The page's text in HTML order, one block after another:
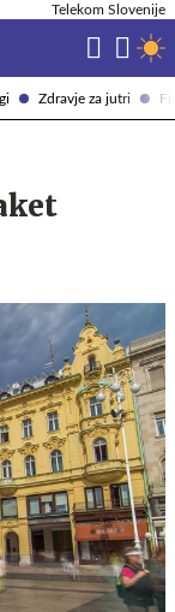
Zdravje za jutri
Telekom Slovenije